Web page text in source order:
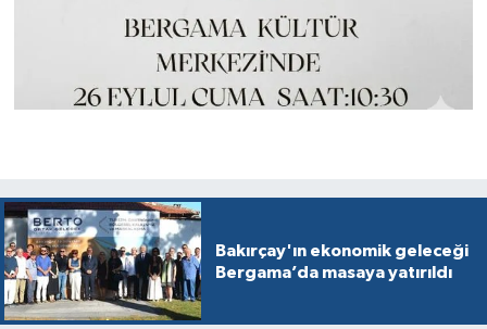
Bakırçay'ın ekonomik geleceği
Bergama’da masaya yatırıldı